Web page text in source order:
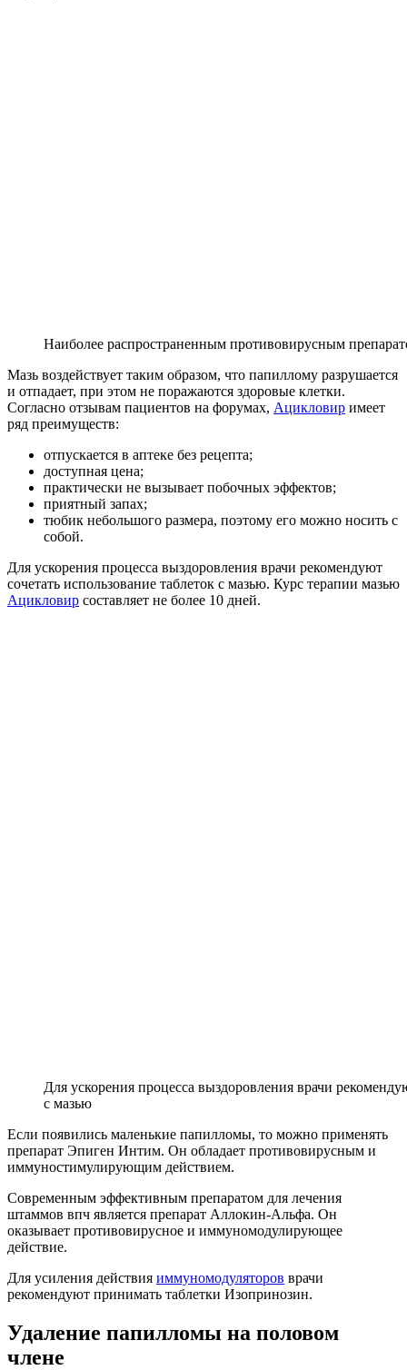
Наиболее распространенным противовирусным
Мазь воздействует таким образом, что папиллому разрушается
и отпадает, при этом не поражаются здоровые клетки.
Согласно отзывам пациентов на форумах, Ацикловир имеет
ряд преимуществ:
отпускается в аптеке без рецепта;
доступная цена;
практически не вызывает побочных эффектов;
приятный запах;
тюбик небольшого размера, поэтому его можно носить с
собой.
Для ускорения процесса выздоровления врачи рекомендуют
сочетать использование таблеток с мазью. Курс терапии мазью
Ацикловир составляет не более 10 дней.
Для ускорения процесса выздоровления врачи
с мазью
Если появились маленькие папилломы, то можно применять
препарат Эпиген Интим. Он обладает противовирусным и
иммуностимулирующим действием.
Современным эффективным препаратом для лечения
штаммов впч является препарат Аллокин-Альфа. Он
оказывает противовирусное и иммуномодулирующее
действие.
Для усиления действия иммуномодуляторов врачи
рекомендуют принимать таблетки Изопринозин.
Удаление папилломы на половом
члене